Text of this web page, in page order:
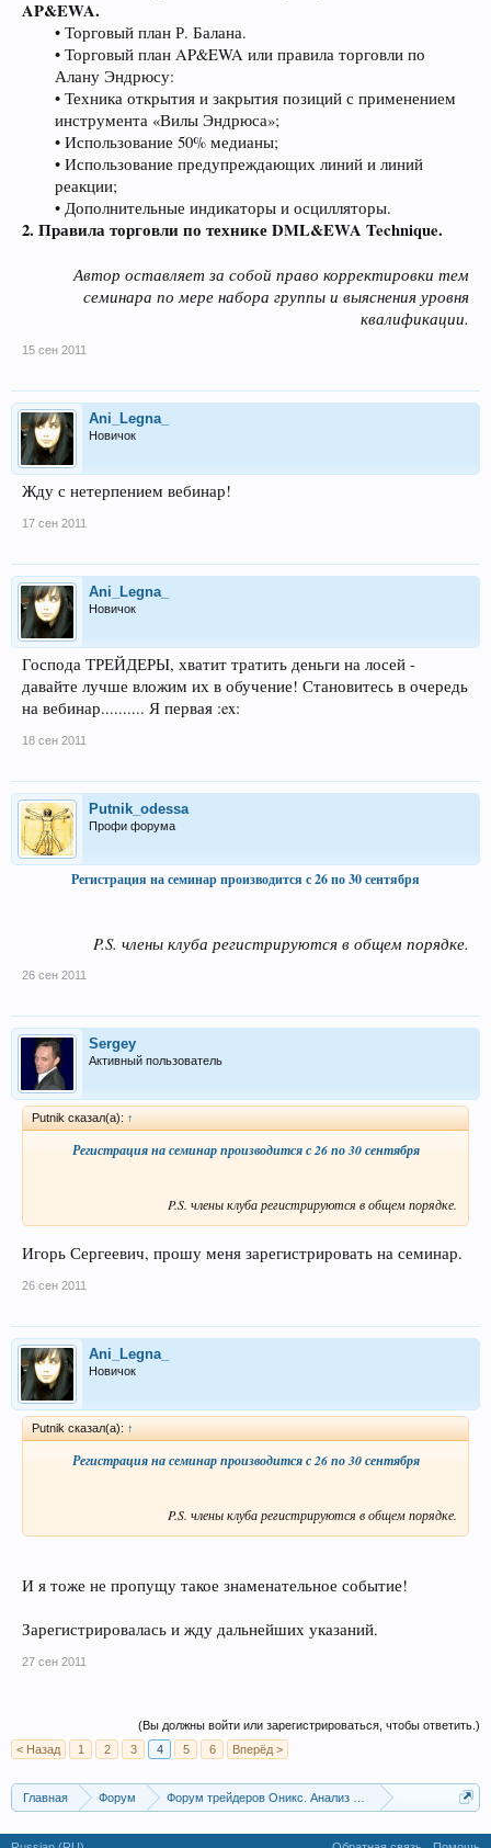
AP&EWA.
• Торговый план Р. Балана.
• Торговый план AP&EWA или правила торговли по
Алану Эндрюсу:
• Техника открытия и закрытия позиций с применением
инструмента «Вилы Эндрюса»;
• Использование 50% медианы;
• Использование предупреждающих линий и линий
реакции;
• Дополнительные индикаторы и осцилляторы.​
2. Правила торговли по технике DML&EWA Technique.
Автор оставляет за собой право корректировки тем
семинара по мере набора группы и выяснения уровня
квалификации.​
15 сен 2011
Ani_Legna_
Новичок
Жду с нетерпением вебинар!
17 сен 2011
Ani_Legna_
Новичок
Господа ТРЕЙДЕРЫ, хватит тратить деньги на лосей -
давайте лучше вложим их в обучение! Становитесь в очередь
на вебинар.......... Я первая :ex:
18 сен 2011
Putnik_odessa
Профи форума
Регистрация на семинар производится с 26 по 30 сентября
P.S. члены клуба регистрируются в общем порядке.​
26 сен 2011
Sergey
Активный пользователь
Рutnik сказал(а): ↑
Регистрация на семинар производится с 26 по 30 сентября
P.S. члены клуба регистрируются в общем порядке.​
Игорь Сергеевич, прошу меня зарегистрировать на семинар.
26 сен 2011
Ani_Legna_
Новичок
Рutnik сказал(а): ↑
Регистрация на семинар производится с 26 по 30 сентября
P.S. члены клуба регистрируются в общем порядке.​
И я тоже не пропущу такое знаменательное событие!
Зарегистрировалась и жду дальнейших указаний.
27 сен 2011
(Вы должны войти или зарегистрироваться, чтобы ответить.)
< Назад
1 2 3 4 5 6 Вперёд >
Главная Форум
Форум трейдеров Оникс. Анализ и обсуждение рынка